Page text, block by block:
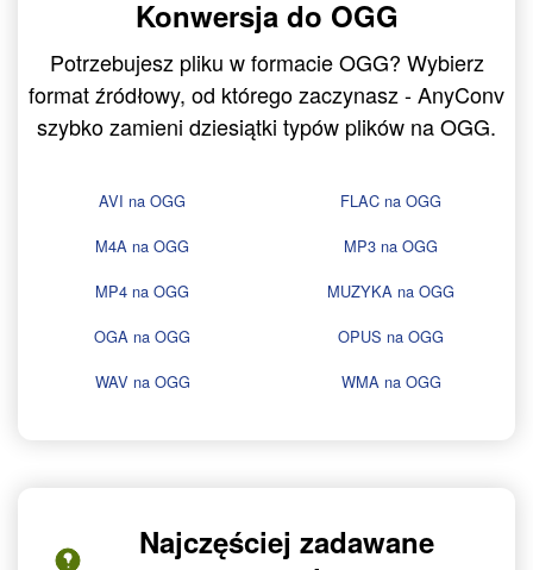
Konwersja do OGG
Potrzebujesz pliku w formacie OGG? Wybierz
format źródłowy, od którego zaczynasz - AnyConv
szybko zamieni dziesiątki typów plików na OGG.
AVI na OGG
FLAC na OGG
M4A na OGG
MP3 na OGG
MP4 na OGG
MUZYKA na OGG
OGA na OGG
OPUS na OGG
WAV na OGG
WMA na OGG
Najczęściej zadawane